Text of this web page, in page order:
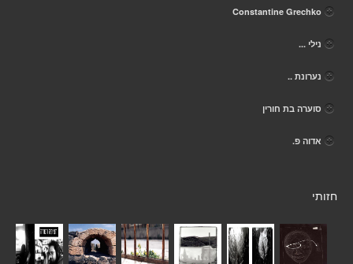
Constantine Grechko
נילי ...
נערונת ..
סוערה בת חורין
אדוה פ.
חזותי